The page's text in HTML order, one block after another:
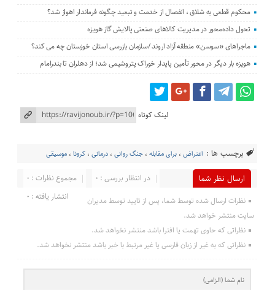
محکوم قطعی به شلاق ، انفصال از خدمت و تبعید چگونه فرماندار اهواز شد؟
تحول داده‌محور در مدیریت کالاهای صنعتی پالایش گاز هویزه
ماجراهای «سوسن» منطقه آزاد اروند /سازمان بازرسی استان خوزستان چه می کند؟
هویزه بار دیگر در محور تأمین پایدار خوراک پتروشیمی شد؛ از دهلران تا بندرامام
لینک کوتاه
برچسب ها : اعتراض ،برای مقابله ،جنگ روانی ،درمانی ،کرونا ،موسیقی
ارسال نظر شما مجموع نظرات : 0
در انتظار بررسی : 0
انتشار یافته : 0
نظرات ارسال شده توسط شما، پس از تایید توسط مدیران
سایت منتشر خواهد شد.
نظراتی که حاوی تهمت یا افترا باشد منتشر نخواهد شد.
نظراتی که به غیر از زبان فارسی یا غیر مرتبط با خبر باشد منتشر نخواهد شد.